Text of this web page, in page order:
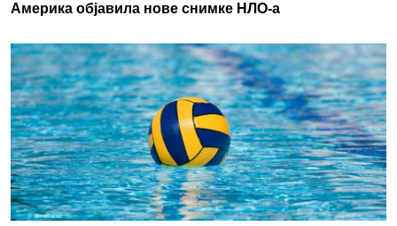
Америка објавила нове снимке НЛО-а